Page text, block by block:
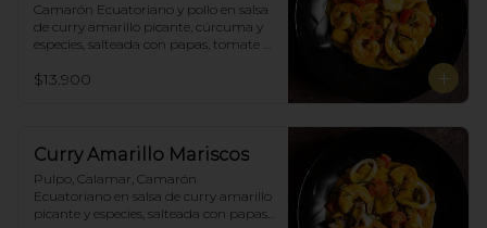
Camarón Ecuatoriano y pollo en salsa
de curry amarillo picante, cúrcuma y
especies, salteada con papas, tomate
arroz blanco.
$13.900
Curry Amarillo Mariscos
Pulpo, Calamar, Camarón
Ecuatoriano en salsa de curry amarillo
picante y especies, salteada con papas,